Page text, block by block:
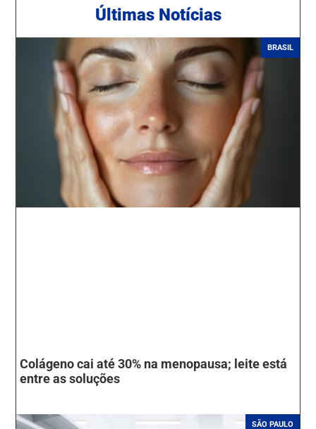
Últimas Notícias
BRASIL
Colágeno cai até 30% na menopausa; leite está
entre as soluções
SÃO PAULO